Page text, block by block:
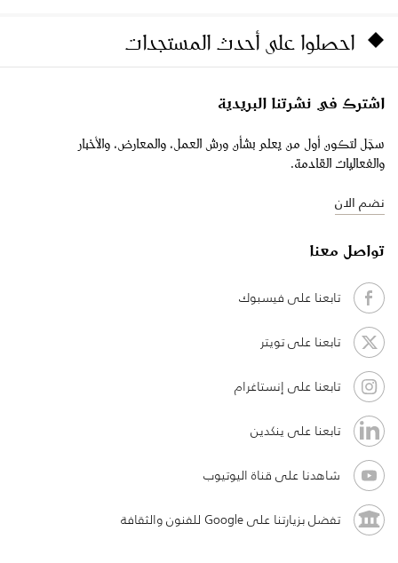
احصلوا على أحدث المستجدات
اشترك في نشرتنا البريدية
سجّل لتكون أول من يعلم بشأن ورش العمل، والمعارض، والأخبار
والفعاليات القادمة.
نضم الان
تواصل معنا
تابعنا على فيسبوك
تابعنا على تويتر
تابعنا على إنستاغرام
تابعنا على ينكدين
شاهدنا على قناة اليوتيوب
تفضل بزيارتنا على Google للفنون والثقافة